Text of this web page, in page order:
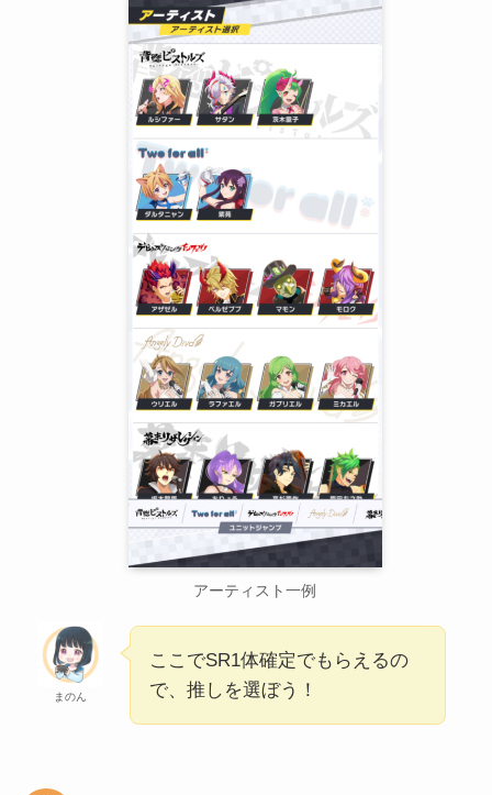
アーティスト一例
まのん
ここでSR1体確定でもらえるの
で、推しを選ぼう！